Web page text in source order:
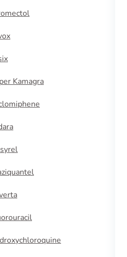
Kamagra